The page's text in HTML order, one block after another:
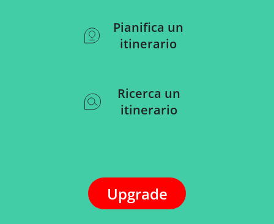
Pianifica un
itinerario
Ricerca un
itinerario
Upgrade